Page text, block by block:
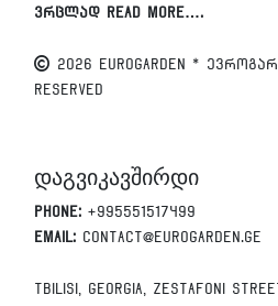
ვრცლად Read More….
2026 EUROGARDEN *
Reserved
დაგვიკავშირდი
Phone: +995551517499
Email: contact@eurogarden.ge
Tbilisi, Georgia, Zestafoni